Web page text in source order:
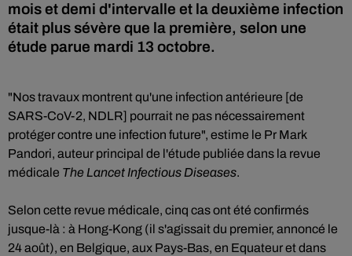
mois et demi d'intervalle et la deuxième infection
était plus sévère que la première, selon une
étude parue mardi 13 octobre.
"Nos travaux montrent qu'une infection antérieure [de
SARS-CoV-2, NDLR] pourrait ne pas nécessairement
protéger contre une infection future", estime le Pr Mark
Pandori, auteur principal de l'étude publiée dans la revue
médicale The Lancet Infectious Diseases.
Selon cette revue médicale, cinq cas ont été confirmés
jusque-là : à Hong-Kong (il s'agissait du premier, annoncé le
24 août), en Belgique, aux Pays-Bas, en Equateur et dans